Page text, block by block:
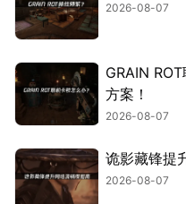
2026-08-07
GRAIN
方案！
2026-08-07
诡影藏锋提
2026-08-07